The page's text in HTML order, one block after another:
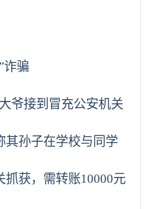
诈骗
爷接到冒充公安机关
其孙子在学校与同学
抓获，需转账10000元